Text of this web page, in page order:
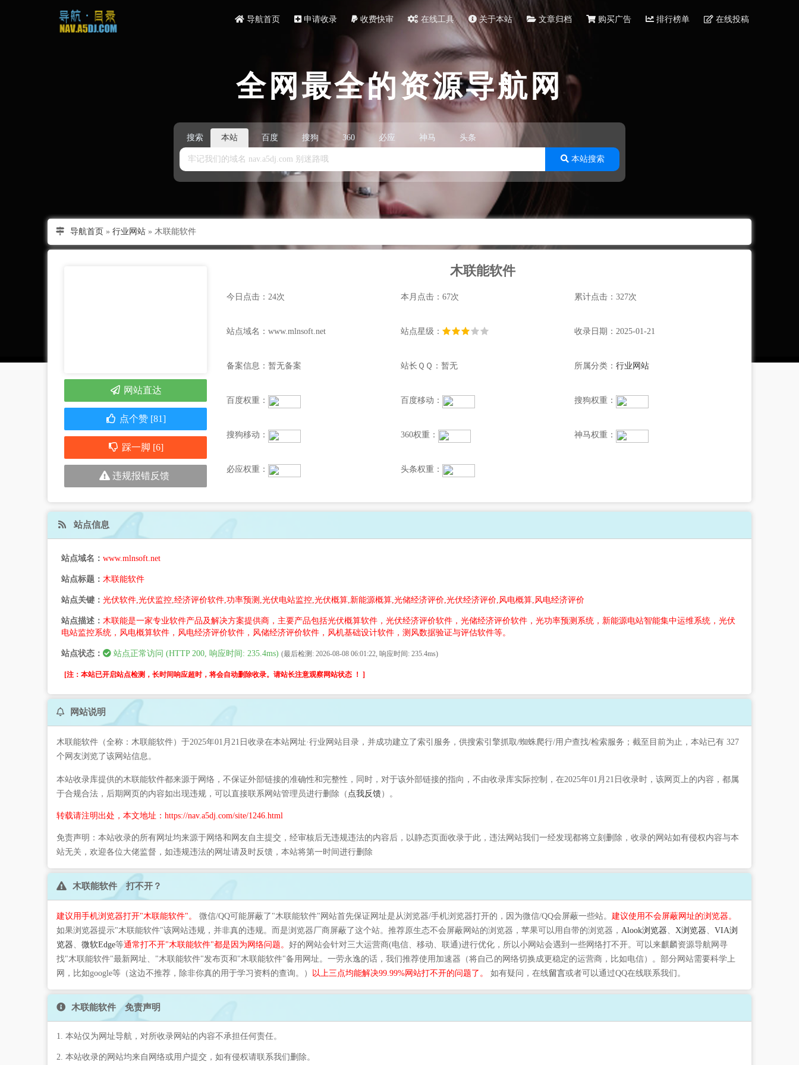
导航首页 申请收录 收费快审 在线工具 关于本站 文章归档 购买广告 排行榜单 在线投稿
全网最全的资源导航网
搜索 本站 百度 搜狗 360 必应 神马 头条
本站搜索
导航首页 » 行业网站» 木联能软件
木联能软件
今日点击：24次 本月点击：67次 累计点击：327次
站点域名：www.mlnsoft.net 站点星级： 收录日期：2025-01-21
备案信息：暂无备案 站长ＱＱ：暂无 所属分类：行业网站
百度权重： 百度移动： 搜狗权重：
搜狗移动： 360权重： 神马权重：
必应权重： 头条权重：
网站直达
点个赞 [81]
踩一脚 [6]
违规报错反馈
站点信息
站点域名： www.mlnsoft.net
站点标题： 木联能软件
站点关键： 光伏软件,光伏监控,经济评价软件,功率预测,光伏电站监控,光伏概算,新能源概算,光储经济评价,光伏经济评价,风电概算,风电经济评价
站点描述： 木联能是一家专业软件产品及解决方案提供商，主要产品包括光伏概算软件，光伏经济评价软件，光储经济评价软件，光功率预测系统，新能源电站智能集中运维系统，光伏
电站监控系统，风电概算软件，风电经济评价软件，风储经济评价软件，风机基础设计软件，测风数据验证与评估软件等。
站点状态： 站点正常访问 (HTTP 200, 响应时间: 235.4ms) (最后检测: 2026-08-08 06:01:22, 响应时间: 235.4ms)
[注：本站已开启站点检测，长时间响应超时，将会自动删除收录。请站长注意观察网站状态 ！ ]
网站说明
木联能软件（全称：木联能软件）于2025年01月21日收录在本站网址·行业网站目录，并成功建立了索引服务，供搜索引擎抓取/蜘蛛爬行/用户查找/检索服务；截至目前为止，本站已有 327
个网友浏览了该网站信息。
本站收录库提供的木联能软件都来源于网络，不保证外部链接的准确性和完整性，同时，对于该外部链接的指向，不由收录库实际控制，在2025年01月21日收录时，该网页上的内容，都属
于合规合法，后期网页的内容如出现违规，可以直接联系网站管理员进行删除（ 点我反馈）。
转载请注明出处，本文地址：https://nav.a5dj.com/site/1246.html
免责声明：本站收录的所有网址均来源于网络和网友自主提交，经审核后无违规违法的内容后，以静态页面收录于此，违法网站我们一经发现都将立刻删除，收录的网站如有侵权内容与本
站无关，欢迎各位大佬监督，如违规违法的网址请及时反馈，本站将第一时间进行删除
木联能软件 打不开？
建议用手机浏览器打开"木联能软件"。 微信/QQ可能屏蔽了"木联能软件"网站首先保证网址是从浏览器/手机浏览器打开的，因为微信/QQ会屏蔽一些站。 建议使用不会屏蔽网址的浏览器。
如果浏览器提示"木联能软件"该网站违规，并非真的违规。而是浏览器厂商屏蔽了这个站。推荐原生态不会屏蔽网站的浏览器，苹果可以用自带的浏览器， Alook浏览器、 X浏览器、 VIA浏
览器、 微软Edge等通常打不开"木联能软件"都是因为网络问题。 好的网站会针对三大运营商(电信、移动、联通)进行优化，所以小网站会遇到一些网络打不开。可以来麒麟资源导航网寻
找"木联能软件"最新网址、"木联能软件"发布页和"木联能软件"备用网址。一劳永逸的话，我们推荐使用加速器（将自己的网络切换成更稳定的运营商，比如电信）。部分网站需要科学上
网，比如google等（这边不推荐，除非你真的用于学习资料的查询。） 以上三点均能解决99.99%网站打不开的问题了。 如有疑问，在线留言或者可以通过QQ在线联系我们。
木联能软件 免责声明
1. 本站仅为网址导航，对所收录网站的内容不承担任何责任。
2. 本站收录的网站均来自网络或用户提交，如有侵权请联系我们删除。